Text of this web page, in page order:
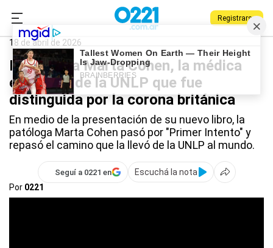
Registrarse
0221.com.ar
Marta Cohen
18 de abril de 2026
La historia Marta Cohen, la médica
egresada de la UNLP que fue
distinguida por la corona británica
En medio de la presentación de su nuevo libro, la
patóloga Marta Cohen pasó por "Primer Intento" y
repasó el camino que la llevó de la UNLP al mundo.
Seguí a 0221 en
Escuchá la nota
Por 0221